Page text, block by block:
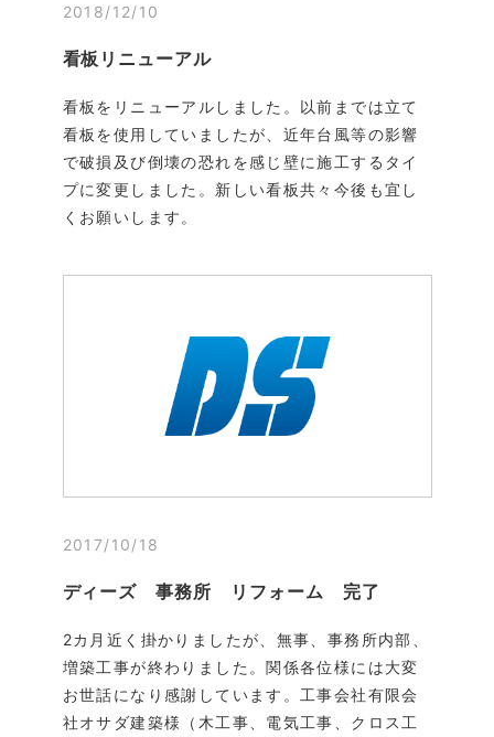
2018/12/10
看板リニューアル
看板をリニューアルしました。以前までは立て
看板を使用していましたが、近年台風等の影響
で破損及び倒壊の恐れを感じ壁に施工するタイ
プに変更しました。新しい看板共々今後も宜し
くお願いします。
2017/10/18
ディーズ 事務所 リフォーム 完了
2カ月近く掛かりましたが、無事、事務所内部、
増築工事が終わりました。関係各位様には大変
お世話になり感謝しています。工事会社有限会
社オサダ建築様（木工事、電気工事、クロス工